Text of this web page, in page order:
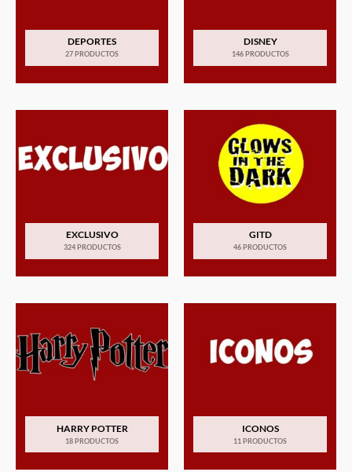
DEPORTES
27 PRODUCTOS
DISNEY
146 PRODUCTOS
EXCLUSIVO
324 PRODUCTOS
GITD
46 PRODUCTOS
HARRY POTTER
18 PRODUCTOS
ICONOS
11 PRODUCTOS